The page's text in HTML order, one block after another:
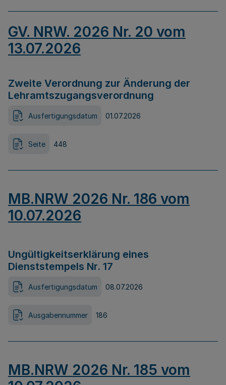
GV. NRW. 2026 Nr. 20 vom
13.07.2026
Zweite Verordnung zur Änderung der
Lehramtszugangsverordnung
Ausfertigungsdatum 01.07.2026
Seite 448
MB.NRW 2026 Nr. 186 vom
10.07.2026
Ungültigkeitserklärung eines
Dienststempels Nr. 17
Ausfertigungsdatum 08.07.2026
Ausgabennummer 186
MB.NRW 2026 Nr. 185 vom